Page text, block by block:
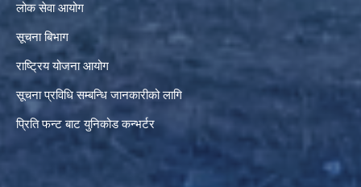
लोक सेवा आयोग
सूचना बिभाग
राष्ट्रिय योजना आयोग
सूचना प्रविधि सम्बन्धि जानकारीको लागि
प्रिति फन्ट बाट युनिकोड कन्भर्टर